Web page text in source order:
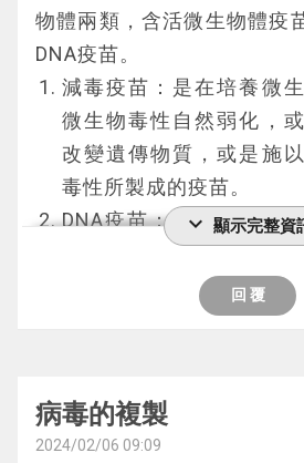
	神經細胞平時是有方向性的一個連著一
個，但多處於靜止狀態，當
受到訊號，包括神經傳導物
理變化(光或壓力)等就會被
會將那些訊號改變成電訊號
傳給下一個細胞。常見的神
膽鹼(acetylcholine，遊戲
胺基丁酸 (GABA，遊戲裡
(glutamate，遊戲裡稱古塔
導物質分別調節下一個神經
腦神經細胞間的聯繫訊號，
外，細胞間會經由相同的
這兩種快篩片的設計與使用
驗孕片相當雷同，都是使用
析法 (Lateral flow
c assay)」，主要的差別在
抗原篩檢：
當混有檢體(鼻涕或口水)的
(井)後，檢測液會從檢體層(
色Y)帶有呈色劑的膠體金(紫
若檢體裡有病毒蛋白(主要
物體兩類，含活微生物體疫
DNA疫苗。
減毒疫苗：是在培養微
微生物毒性自然弱化，
改變遺傳物質，或是施
毒性所製成的疫苗。
DNA疫苗：又稱病毒載
製造致病微生物表面蛋
放入特定不會複製的病
將該病毒感染人體細胞
不含活微生物體疫苗可
expand_more 顯示完整資
回 覆
病毒的複製
2024/02/06 09:09